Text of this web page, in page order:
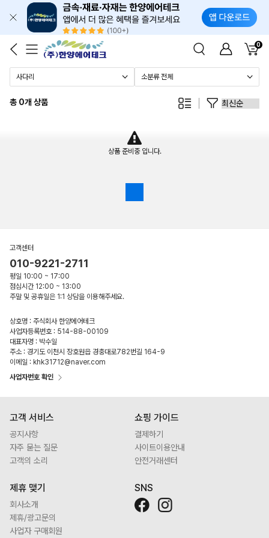
0
총 0개 상품
상품 준비중 입니다.
고객센터
010-9221-2711
평일 10:00 ~ 17:00
점심시간 12:00 ~ 13:00
주말 및 공휴일은 1:1 상담을 이용해주세요.
상호명 : 주식회사 한양에어테크
사업자등록번호 : 514-88-00109
대표자명 : 박수일
주소 : 경기도 이천시 장호원읍 경충대로782번길 164-9
이메일 : khk31712@naver.com
사업자번호 확인
고객 서비스
공지사항
자주 묻는 질문
고객의 소리
쇼핑 가이드
결제하기
사이트이용안내
안전거래센터
제휴 맺기
회사소개
제휴/광고문의
사업자 구매회원
SNS